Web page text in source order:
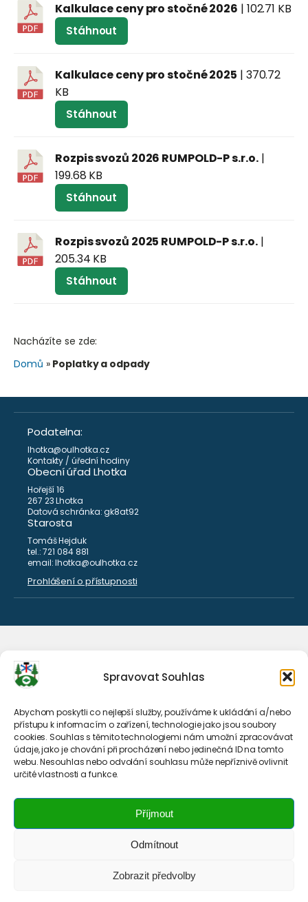
Spravovat Souhlas
Abychom poskytli co nejlepší služby, používáme k ukládání a/nebo
přístupu k informacím o zařízení, technologie jako jsou soubory
cookies. Souhlas s těmito technologiemi nám umožní zpracovávat
údaje, jako je chování při procházení nebo jedinečná ID na tomto
webu. Nesouhlas nebo odvolání souhlasu může nepříznivě ovlivnit
určité vlastnosti a funkce.
Příjmout
Odmítnout
Zobrazit předvolby
Kalkulace ceny pro stočné 2026 | 102.71 KB
Stáhnout
Kalkulace ceny pro stočné 2025 | 370.72
KB
Stáhnout
Rozpis svozů 2026 RUMPOLD-P s.r.o.|
199.68 KB
Stáhnout
Rozpis svozů 2025 RUMPOLD-P s.r.o.|
205.34 KB
Stáhnout
Nacházíte se zde:
Domů » Poplatky a odpady
Podatelna:
lhotka@oulhotka.cz
Kontakty / úřední hodiny
Obecní úřad Lhotka
Hořejší 16
267 23 Lhotka
Datová schránka: gk8at92
Starosta
Tomáš Hejduk
tel.: 721 084 881
email: lhotka@oulhotka.cz
Prohlášení o přístupnosti